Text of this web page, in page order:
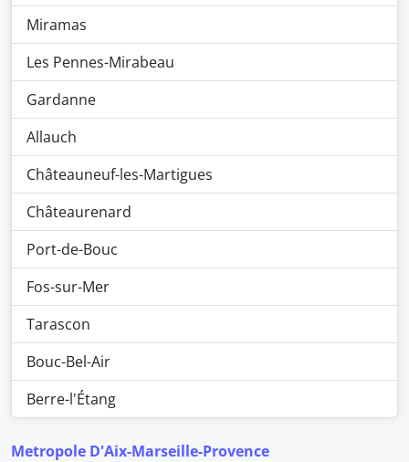
Miramas
Les Pennes-Mirabeau
Gardanne
Allauch
Châteauneuf-les-Martigues
Châteaurenard
Port-de-Bouc
Fos-sur-Mer
Tarascon
Bouc-Bel-Air
Berre-l'Étang
Metropole D'Aix-Marseille-Provence